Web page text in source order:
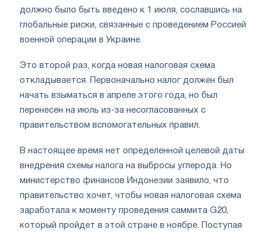
должно было быть введено к 1 июля, сославшись на
глобальные риски, связанные с проведением Россией
военной операции в Украине.
Это второй раз, когда новая налоговая схема
откладывается. Первоначально налог должен был
начать взыматься в апреле этого года, но был
перенесен на июль из-за несогласованных с
правительством вспомогательных правил.
В настоящее время нет определенной целевой даты
внедрения схемы налога на выбросы углерода. Но
министерство финансов Индонезии заявило, что
правительство хочет, чтобы новая налоговая схема
заработала к моменту проведения саммита G20,
который пройдет в этой стране в ноябре. Поступая